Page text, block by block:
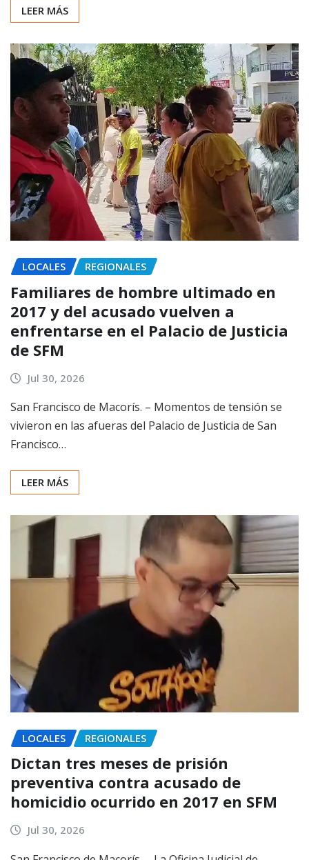
LEER MÁS
LOCALES REGIONALES
Familiares de hombre ultimado en
2017 y del acusado vuelven a
enfrentarse en el Palacio de Justicia
de SFM
Jul 30, 2026
San Francisco de Macorís. – Momentos de tensión se
vivieron en las afueras del Palacio de Justicia de San
Francisco…
LEER MÁS
LOCALES REGIONALES
Dictan tres meses de prisión
preventiva contra acusado de
homicidio ocurrido en 2017 en SFM
Jul 30, 2026